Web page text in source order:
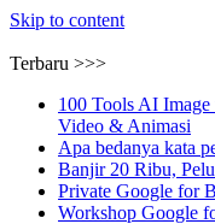
Skip to content
Terbaru >>>
100 Tools AI
Video & Animasi
Apa bedanya kata
Banjir 20 Ribu,
Private Google for
Workshop Google